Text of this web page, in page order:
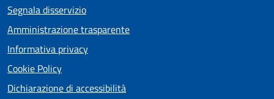
Segnala disservizio
Amministrazione trasparente
Informativa privacy
Cookie Policy
Dichiarazione di accessibilità